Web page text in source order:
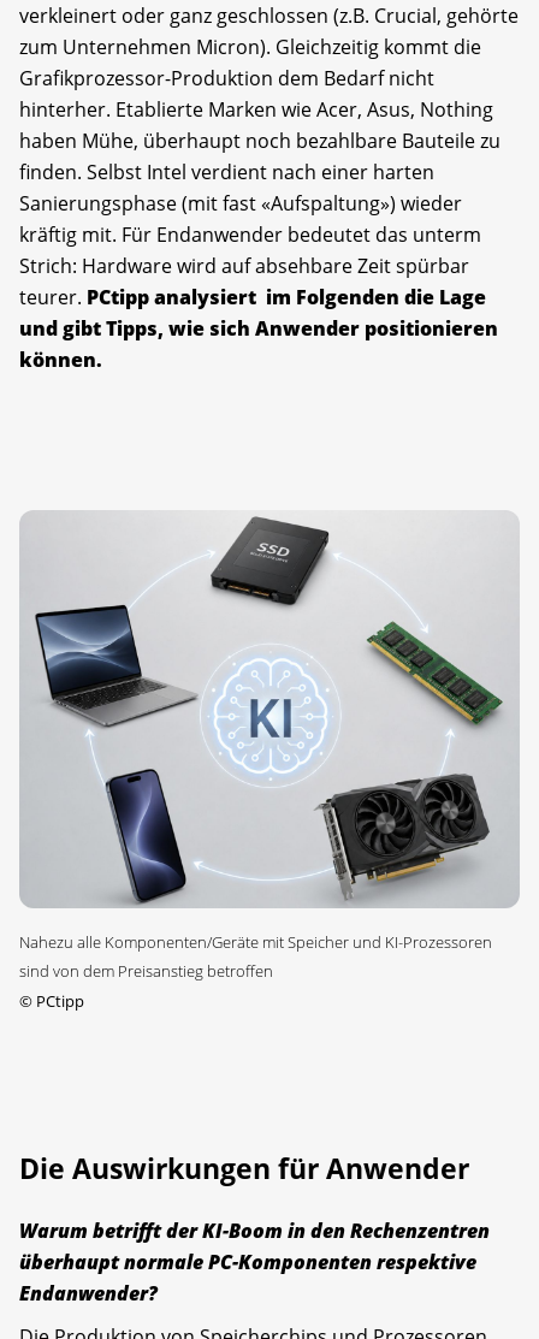
verkleinert oder ganz geschlossen (z.B. Crucial, gehörte
zum Unternehmen Micron). Gleichzeitig kommt die
Grafikprozessor-Produktion dem Bedarf nicht
hinterher. Etablierte Marken wie Acer, Asus, Nothing
haben Mühe, überhaupt noch bezahlbare Bauteile zu
finden. Selbst Intel verdient nach einer harten
Sanierungsphase (mit fast «Aufspaltung») wieder
kräftig mit. Für Endanwender bedeutet das unterm
Strich: Hardware wird auf absehbare Zeit spürbar
teurer. PCtipp analysiert im Folgenden die Lage
und gibt Tipps, wie sich Anwender positionieren
können.
Nahezu alle Komponenten/Geräte mit Speicher und KI-Prozessoren
sind von dem Preisanstieg betroffen
© PCtipp
Die Auswirkungen für Anwender
Warum betrifft der KI-Boom in den Rechenzentren
überhaupt normale PC-Komponenten respektive
Endanwender?